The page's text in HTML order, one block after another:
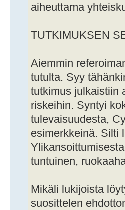
aiheuttama
TUTKIMUKSEN
Aiemmin
tutulta. Syy
tutkimus julkaistiin
riskeihin. Syntyi
tulevaisuudesta,
esimerkkeinä. Silti
tuntuinen,
Mikäli lukijoista
suosittelen